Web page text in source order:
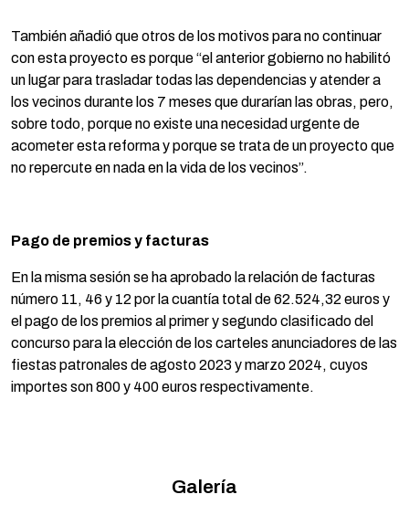
También añadió que otros de los motivos para no continuar
con esta proyecto es porque “el anterior gobierno no habilitó
un lugar para trasladar todas las dependencias y atender a
los vecinos durante los 7 meses que durarían las obras, pero,
sobre todo, porque no existe una necesidad urgente de
acometer esta reforma y porque se trata de un proyecto que
no repercute en nada en la vida de los vecinos”.
Pago de premios y facturas
En la misma sesión se ha aprobado la relación de facturas
número 11, 46 y 12 por la cuantía total de 62.524,32 euros y
el pago de los premios al primer y segundo clasificado del
concurso para la elección de los carteles anunciadores de las
fiestas patronales de agosto 2023 y marzo 2024, cuyos
importes son 800 y 400 euros respectivamente.
Galería